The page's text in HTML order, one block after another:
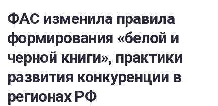
ФАС изменила правила
формирования «белой и
черной книги», практики
развития конкуренции в
регионах РФ